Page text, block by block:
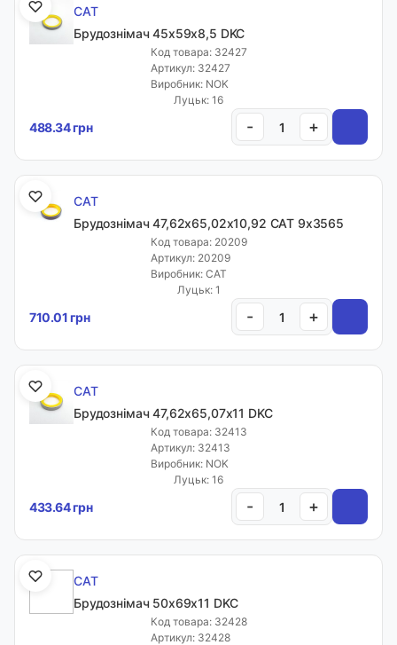
CAT
Брудознімач 45х59х8,5 DKC
Код товара: 32427
Артикул: 32427
Виробник: NOK
Луцьк: 16
488.34 грн - +
CAT
Брудознімач 47,62х65,02х10,92 CAT 9х3565
Код товара: 20209
Артикул: 20209
Виробник: CAT
Луцьк: 1
710.01 грн - +
CAT
Брудознімач 47,62х65,07х11 DKC
Код товара: 32413
Артикул: 32413
Виробник: NOK
Луцьк: 16
433.64 грн - +
CAT
Брудознімач 50х69х11 DKC
Код товара: 32428
Артикул: 32428